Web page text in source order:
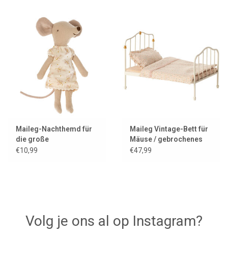
Maileg-Nachthemd für
die große
Schwestermaus
€10,99
Maileg Vintage-Bett für
Mäuse / gebrochenes
Weiß
€47,99
Volg je ons al op Instagram?